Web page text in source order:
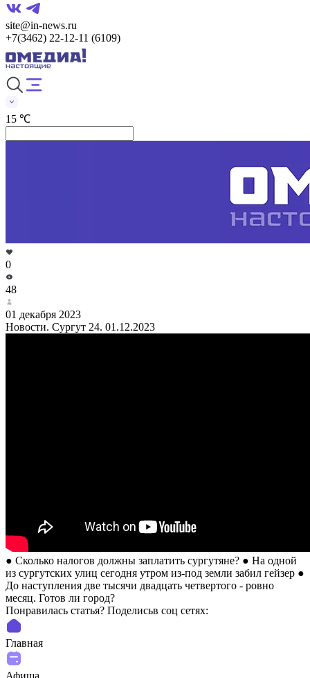
site@in-news.ru
+7(3462) 22-12-11 (6109)
15 ℃
0
48
01 декабря 2023
Новости. Сургут 24. 01.12.2023
● Сколько налогов должны заплатить сургутяне? ● На одной
из сургутских улиц сегодня утром из-под земли забил гейзер ●
До наступления две тысячи двадцать четвертого - ровно
месяц. Готов ли город?
Понравилась статья? Поделиcьв соц сетях:
Главная
Афиша